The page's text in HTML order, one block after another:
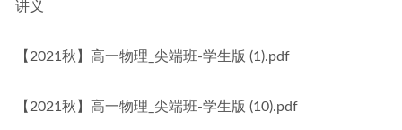
讲义
【2021秋】高一物理_尖端班-学生版 (1).pdf
【2021秋】高一物理_尖端班-学生版 (10).pdf